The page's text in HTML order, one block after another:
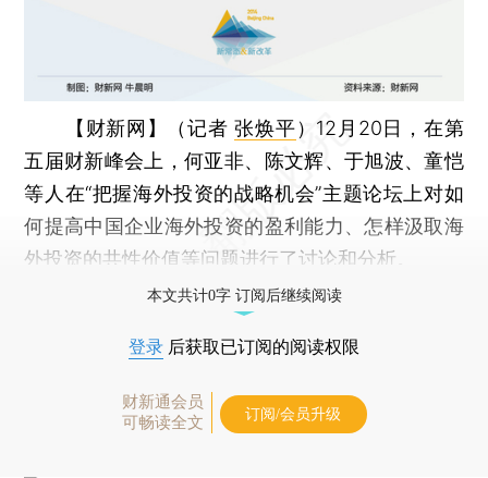
【财新网】（记者张焕平） 12月20日，在第
五届财新峰会上，何亚非、陈文辉、于旭波、童恺
等人在“把握海外投资的战略机会”主题论坛上对如
何提高中国企业海外投资的盈利能力、怎样汲取海
外投资的共性价值等问题进行了讨论和分析。
本文共计0字 订阅后继续阅读
登录 后获取已订阅的阅读权限
财新通会员
可畅读全文
订阅/会员升级